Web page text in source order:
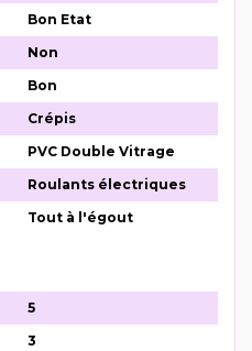
Bon Etat
Non
Bon
Crépis
PVC Double Vitrage
Roulants électriques
Tout à l'égout
5
3